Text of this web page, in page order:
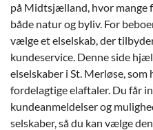
på Midtsjælland, hvor
både natur og byliv. For
vælge et elselskab, der
kundeservice. Denne side
elselskaber i St. Merløse, som
fordelagtige elaftaler. Du får
kundeanmeldelser og
selskaber, så du kan vælge